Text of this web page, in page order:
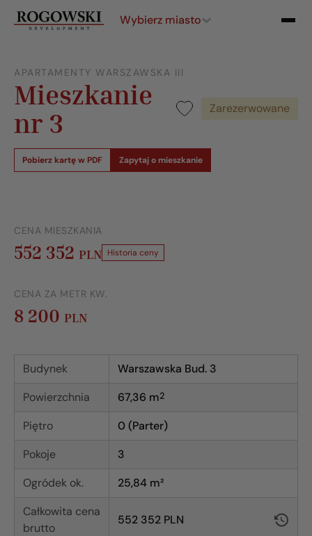
Wybierz miasto
APARTAMENTY WARSZAWSKA III
Mieszkanie
nr 3
Zarezerwowane
Pobierz kartę w PDF Zapytaj o mieszkanie
CENA MIESZKANIA
552 352 PLN Historia ceny
CENA ZA METR KW.
8 200 PLN
Budynek
Warszawska Bud. 3
Powierzchnia
67,36 m2
Piętro
0 (Parter)
Pokoje
3
Ogródek ok.
25,84 m²
Całkowita cena
brutto
552 352 PLN